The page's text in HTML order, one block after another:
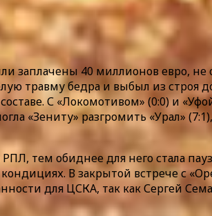
заплачены 40 миллионов евро, не
травму бедра и выбыл из строя
С «Локомотивом» (0:0) и
«Зениту» разгромить «Урал»
тем обиднее для него стала
В закрытой встрече с
для ЦСКА, так как Сергей